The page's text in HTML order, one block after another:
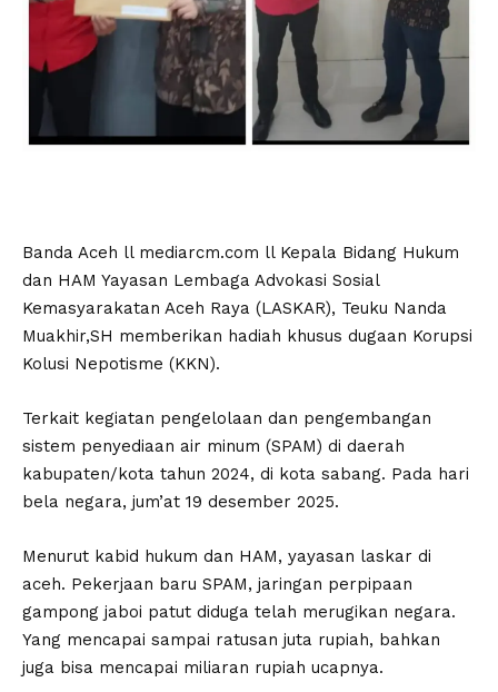
Banda Aceh ll mediarcm.com ll Kepala Bidang Hukum
dan HAM Yayasan Lembaga Advokasi Sosial
Kemasyarakatan Aceh Raya (LASKAR), Teuku Nanda
Muakhir,SH memberikan hadiah khusus dugaan Korupsi
Kolusi Nepotisme (KKN).
Terkait kegiatan pengelolaan dan pengembangan
sistem penyediaan air minum (SPAM) di daerah
kabupaten/kota tahun 2024, di kota sabang. Pada hari
bela negara, jum’at 19 desember 2025.
Menurut kabid hukum dan HAM, yayasan laskar di
aceh. Pekerjaan baru SPAM, jaringan perpipaan
gampong jaboi patut diduga telah merugikan negara.
Yang mencapai sampai ratusan juta rupiah, bahkan
juga bisa mencapai miliaran rupiah ucapnya.